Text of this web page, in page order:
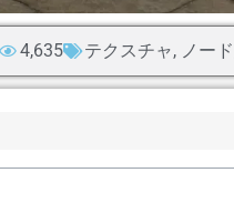
4,635 テクスチャ, ノード